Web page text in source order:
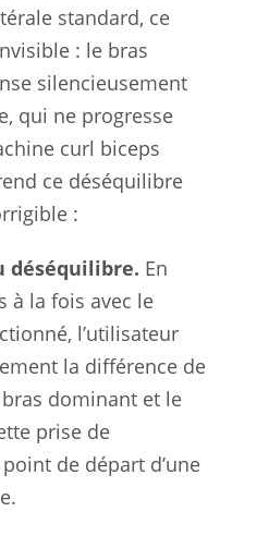
standard, ce
: le bras
silencieusement
qui ne progresse
curl biceps
ce déséquilibre
:
déséquilibre. En
à la fois avec le
l’utilisateur
la différence de
dominant et le
prise de
de départ d’une